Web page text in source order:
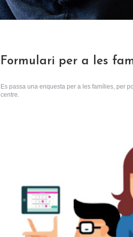
Formulari per a les
Es passa una enquesta per a les famílies, per
centre.